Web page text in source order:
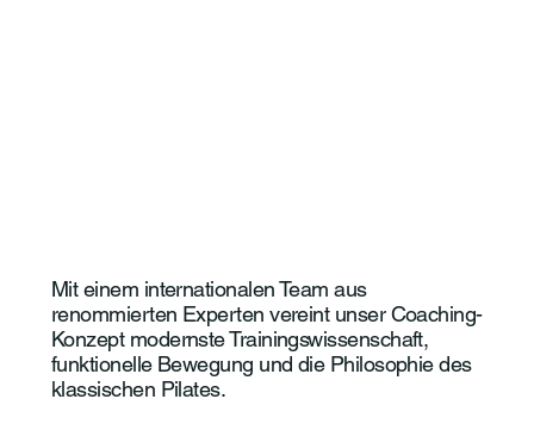
Mit einem internationalen Team aus
renommierten Experten vereint unser Coaching-
Konzept modernste Trainingswissenschaft,
funktionelle Bewegung und die Philosophie des
klassischen Pilates.